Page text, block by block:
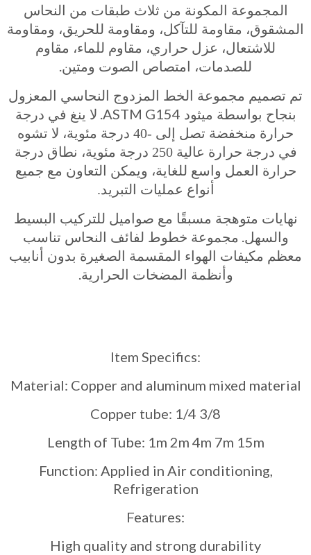
المجموعة المكونة من ثلاث طبقات من النحاس
المشقوق، مقاومة للتآكل، ومقاومة للحريق، ومقاومة
للاشتعال، عزل حراري، مقاوم للماء، مقاوم
للصدمات، امتصاص الصوت ومتين.
تم تصميم مجموعة الخط المزدوج النحاسي المعزول
بنجاح بواسطة ميثود ASTM G154. لا ينغ في درجة
حرارة منخفضة تصل إلى -40
درجة مئوية، لا تشوه
في درجة حرارة عالية250 درجة مئوية، نطاق درجة
حرارة العمل واسع للغاية، ويمكن التعاون مع جميع
أنواع عمليات التبريد.
نهايات متوهجة مسبقًا مع صواميل للتركيب البسيط
والسهل. مجموعة خطوط لفائف النحاس تناسب
معظم مكيفات الهواء المقسمة الصغيرة بدون أنابيب
وأنظمة المضخات الحرارية.
Item Specifics:
Material: Copper and aluminum mixed material
Copper tube: 1/4 3/8
Length of Tube: 1m 2m 4m 7m 15m
Function: Applied in Air conditioning,
Refrigeration
Features:
High quality and strong durability